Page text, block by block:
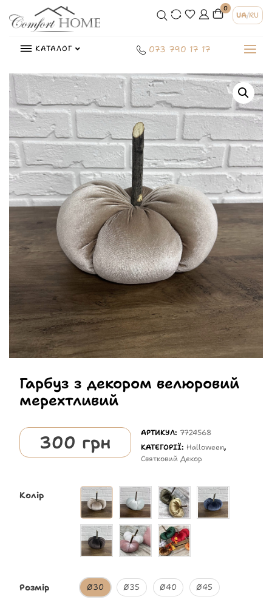
0
UA/RU
КАТАЛОГ 073 790 17 17
Гарбуз з декором велюровий
мерехтливий
300 грн АРТИКУЛ: 7724568
КАТЕГОРІЇ: Halloween,
Святковий Декор
Колір
Розмір Ø30 Ø35 Ø40 Ø45